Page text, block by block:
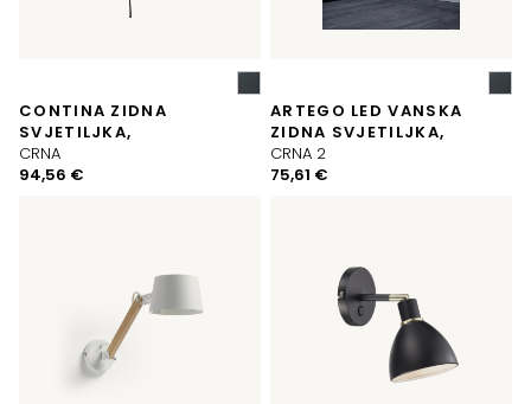
CONTINA ZIDNA
SVJETILJKA,
CRNA
94,56 €
ARTEGO LED VANSKA
ZIDNA SVJETILJKA,
CRNA 2
75,61 €